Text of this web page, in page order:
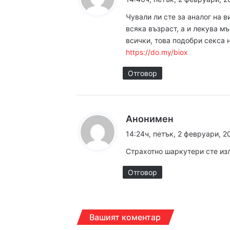
14:13ч, петък, 7 август,
а
:
Чували ли сте за аналог на
всяка възраст, а и лекува
всички, това подобри секса
https://do.my/biox
Отговор
Анонимен
а
14:24ч, петък, 2 февруари,
Страхотно шаркутери сте
Отговор
Вашият коментар